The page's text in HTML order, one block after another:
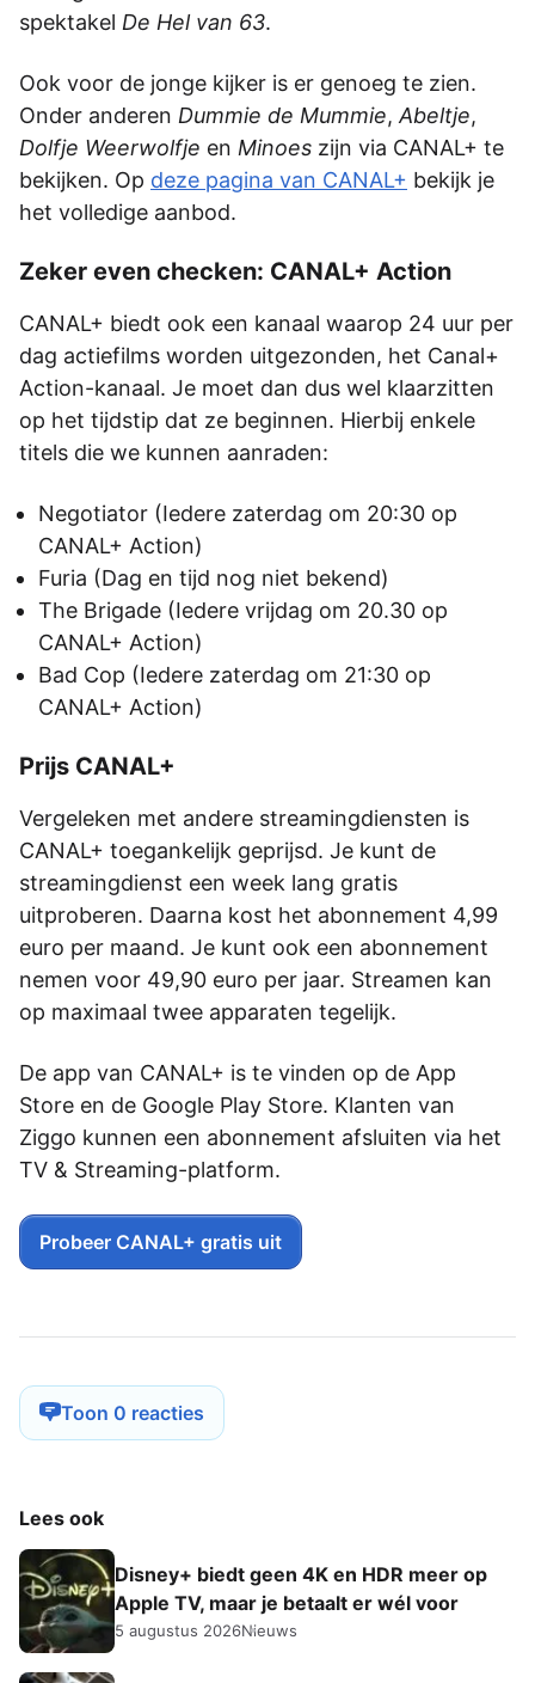
spektakel De Hel van 63.
Ook voor de jonge kijker is er genoeg te zien.
Onder anderen Dummie de Mummie, Abeltje,
Dolfje Weerwolfje en Minoes zijn via CANAL+ te
bekijken. Op deze pagina van CANAL+ bekijk je
het volledige aanbod.
Zeker even checken: CANAL+ Action
CANAL+ biedt ook een kanaal waarop 24 uur per
dag actiefilms worden uitgezonden, het Canal+
Action-kanaal. Je moet dan dus wel klaarzitten
op het tijdstip dat ze beginnen. Hierbij enkele
titels die we kunnen aanraden:
Negotiator (Iedere zaterdag om 20:30 op
CANAL+ Action)
Furia (Dag en tijd nog niet bekend)
The Brigade (Iedere vrijdag om 20.30 op
CANAL+ Action)
Bad Cop (Iedere zaterdag om 21:30 op
CANAL+ Action)
Prijs CANAL+
Vergeleken met andere streamingdiensten is
CANAL+ toegankelijk geprijsd. Je kunt de
streamingdienst een week lang gratis
uitproberen. Daarna kost het abonnement 4,99
euro per maand. Je kunt ook een abonnement
nemen voor 49,90 euro per jaar. Streamen kan
op maximaal twee apparaten tegelijk.
De app van CANAL+ is te vinden op de App
Store en de Google Play Store. Klanten van
Ziggo kunnen een abonnement afsluiten via het
TV & Streaming-platform.
Probeer CANAL+ gratis uit
Toon 0 reacties
Lees ook
Disney+ biedt geen 4K en HDR meer op
Apple TV, maar je betaalt er wél voor
5 augustus 2026Nieuws